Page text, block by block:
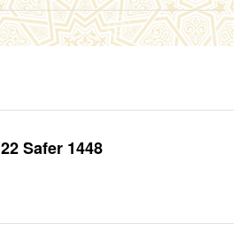
22 Safer 1448